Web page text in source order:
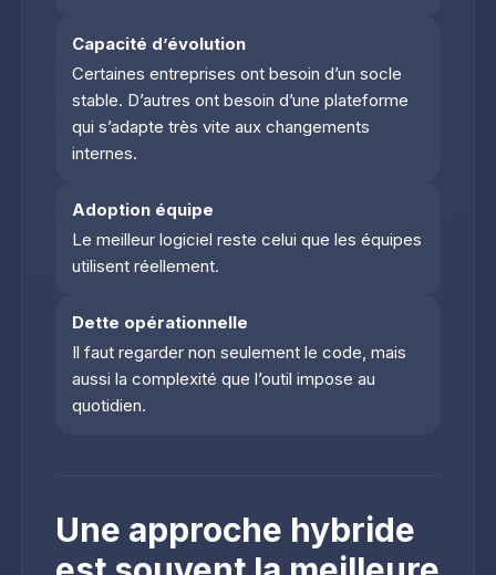
Capacité d’évolution
Certaines entreprises ont besoin d’un socle
stable. D’autres ont besoin d’une plateforme
qui s’adapte très vite aux changements
internes.
Adoption équipe
Le meilleur logiciel reste celui que les équipes
utilisent réellement.
Dette opérationnelle
Il faut regarder non seulement le code, mais
aussi la complexité que l’outil impose au
quotidien.
Une approche hybride